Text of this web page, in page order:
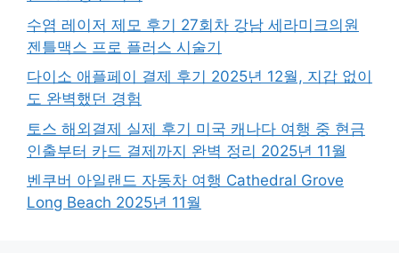
수염 레이저 제모 후기 27회차 강남 세라미크의원
젠틀맥스 프로 플러스 시술기
다이소 애플페이 결제 후기 2025년 12월, 지갑 없이
도 완벽했던 경험
토스 해외결제 실제 후기 미국 캐나다 여행 중 현금
인출부터 카드 결제까지 완벽 정리 2025년 11월
벤쿠버 아일랜드 자동차 여행 Cathedral Grove
Long Beach 2025년 11월